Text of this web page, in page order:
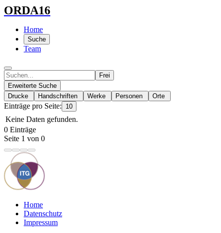
ORDA16
Home
Suche
Team
Frei
Erweiterte Suche
Drucke
Handschriften Werke Personen Orte
Einträge pro Seite: 10
Keine Daten gefunden.
0 Einträge
Seite 1 von 0
Home
Datenschutz
Impressum